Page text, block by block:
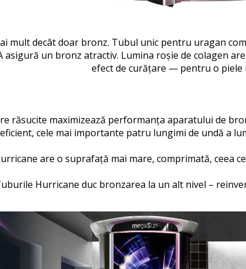
mult decât doar bronz. Tubul unic pentru uragan
asigură un bronz atractiv. Lumina roșie de colagen
efect de curățare — pentru o piele
răsucite maximizează performanța aparatului de
eficient, cele mai importante patru lungimi de undă a
are o suprafață mai mare, comprimată, ceea
Hurricane duc bronzarea la un alt nivel –